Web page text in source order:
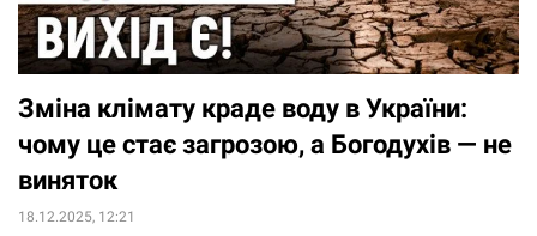
Зміна клімату краде воду в України:
чому це стає загрозою, а Богодухів — не
виняток
18.12.2025, 12:21